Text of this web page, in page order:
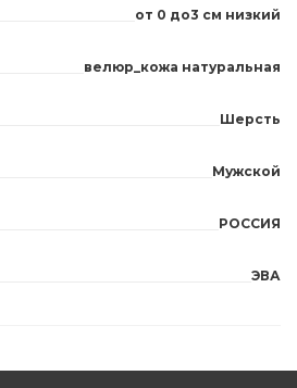
от 0 до3 см низкий
велюр_кожа натуральная
Шерсть
Мужской
РОССИЯ
ЭВА